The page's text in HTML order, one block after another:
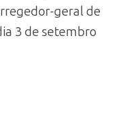
geral de
3 de setembro